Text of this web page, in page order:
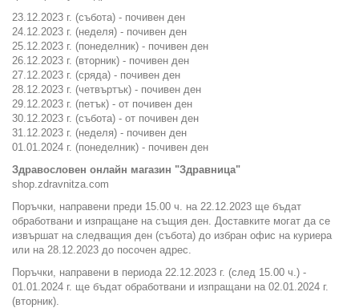
23.12.2023 г. (събота) - почивен ден
24.12.2023 г. (неделя) - почивен ден
25.12.2023 г. (понеделник) - почивен ден
26.12.2023 г. (вторник) - почивен ден
27.12.2023 г. (сряда) - почивен ден
28.12.2023 г. (четвъртък) - почивен ден
29.12.2023 г. (петък) - от почивен ден
30.12.2023 г. (събота) - от почивен ден
31.12.2023 г. (неделя) - почивен ден
01.01.2024 г. (понеделник) - почивен ден
Здравословен онлайн магазин "Здравница"
shop.zdravnitza.com
Поръчки, направени преди 15.00 ч. на 22.12.2023 ще бъдат
обработвани и изпращане на същия ден. Доставките могат да се
извършат на следващия ден (събота) до избран офис на куриера
или на 28.12.2023 до посочен адрес.
Поръчки, направени в периода 22.12.2023 г. (след 15.00 ч.) -
01.01.2024 г. ще бъдат обработвани и изпращани на 02.01.2024 г.
(вторник).